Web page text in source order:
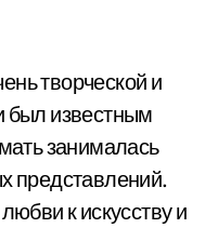
творческой и
был известным
занималась
представлений.
к искусству и